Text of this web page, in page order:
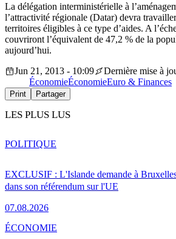
La délégation interministérielle à
l’attractivité régionale (Datar) devra
territoires éligibles à ce type d’aides. A
couvriront l’équivalent de 47,2 % de la
aujourd’hui.
Jun 21, 2013 - 10:09
Dernière mise à
ÉconomieÉconomieEuro & Finances
Print Partager
LES PLUS LUS
EXCLUSIF : L'Islande demande à
dans son référendum sur l'UE
07.08.2026
POLITIQUE
ÉCONOMIE